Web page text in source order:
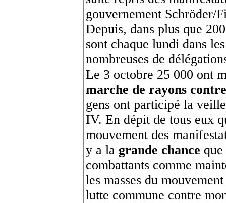
gouvernement Schröder/
Depuis, dans plus que
sont chaque lundi dans
nombreuses de
Le 3 octobre 25 000 ont
marche de rayons
gens ont participé la
IV. En dépit de tous eux
mouvement des
y a la grande chance
combattants comme
les masses du
lutte commune contre